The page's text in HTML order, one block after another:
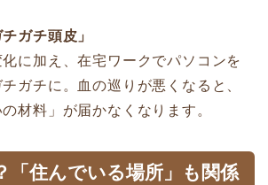
ガチ頭皮」
に加え、在宅ワークでパソコンを
ガチに。血の巡りが悪くなると、
材料」が届かなくなります。
「住んでいる場所」も関係